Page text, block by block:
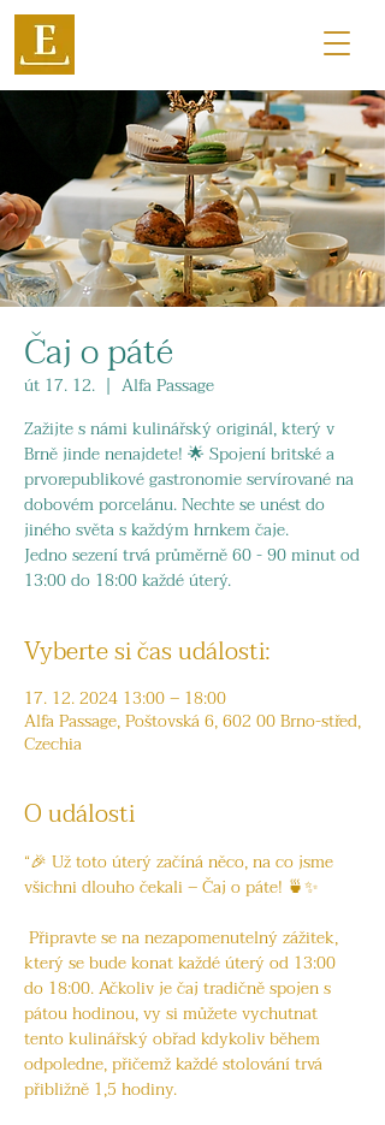
Čaj o páté
út 17. 12.
  |
Alfa Passage
Zažijte s námi kulinářský originál, který v
Brně jinde nenajdete! 🌟 Spojení britské a
prvorepublikové gastronomie servírované na
dobovém porcelánu. Nechte se unést do
jiného světa s každým hrnkem čaje.
Jedno sezení trvá průměrně 60 - 90 minut od
13:00 do 18:00 každé úterý.
Vyberte si čas události:
17. 12. 2024 13:00 – 18:00
Alfa Passage, Poštovská 6, 602 00 Brno-střed,
Czechia
O události
“🎉 Už toto úterý začíná něco, na co jsme
všichni dlouho čekali – Čaj o páte! 🍵✨
který se bude konat každé úterý od 13:00
do 18:00. Ačkoliv je čaj tradičně spojen s
pátou hodinou, vy si můžete vychutnat
tento kulinářský obřad kdykoliv během
odpoledne, přičemž každé stolování trvá
přibližně 1,5 hodiny.